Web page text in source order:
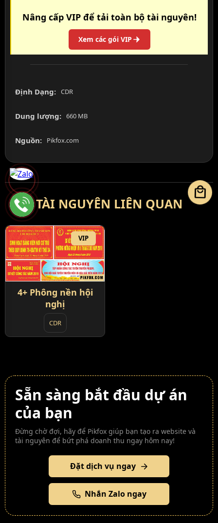
Nâng cấp VIP để tải toàn bộ tài nguyên!
Xem các gói VIP
Định Dạng: CDR
Dung lượng: 660 MB
Nguồn: Pikfox.com
TÀI NGUYÊN LIÊN QUAN
VIP
4+ Phông nền hội
nghị
CDR
Sẵn sàng bắt đầu dự án
của bạn
Đừng chờ đợi, hãy để Pikfox giúp bạn tạo ra website và
tài nguyên để bứt phá doanh thu ngay hôm nay!
Đặt dịch vụ ngay
Nhắn Zalo ngay
local_mall